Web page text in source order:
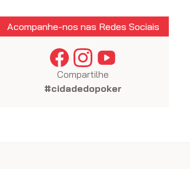
Acompanhe-nos nas Redes Sociais
Compartilhe
#cidadedopoker